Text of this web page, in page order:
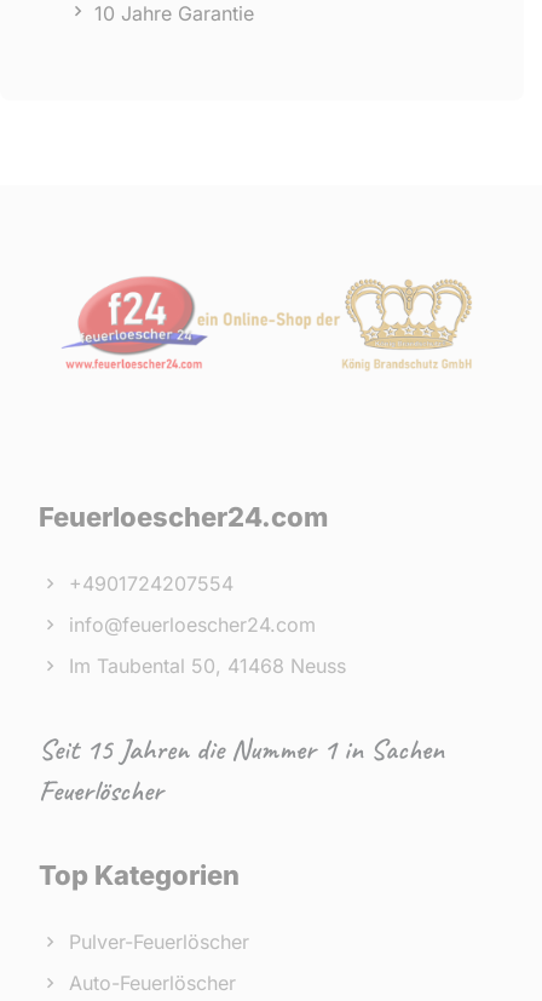
10 Jahre Garantie
Feuerloescher24.com
+4901724207554
info@feuerloescher24.com
Im Taubental 50, 41468 Neuss
Seit 15 Jahren die Nummer 1 in Sachen
Feuerlöscher
Top Kategorien
Pulver-Feuerlöscher
Auto-Feuerlöscher